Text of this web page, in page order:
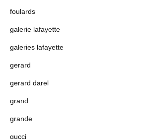
foulards
galerie lafayette
galeries lafayette
gerard
gerard darel
grand
grande
gucci